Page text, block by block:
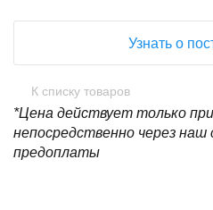
Узнать о
К списку товаров
*Цена действует только
непосредственно через наш
предоплаты